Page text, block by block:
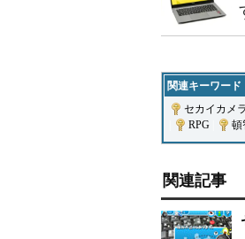
関連キーワード
セカイカメラ
RPG 頓
関連記事